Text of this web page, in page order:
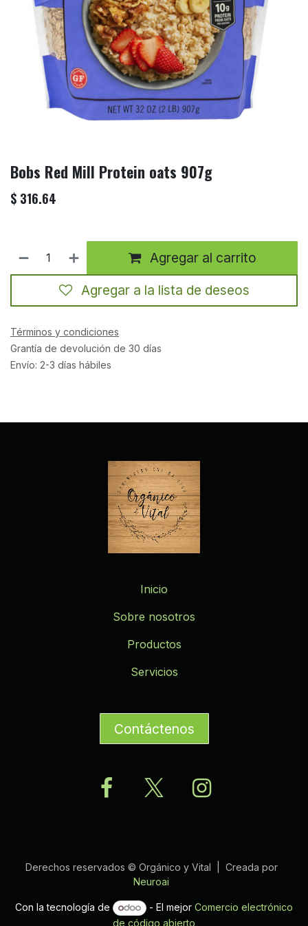
Bobs Red Mill Protein oats 907g
$ 316.64
Agregar al carrito
Agregar a la lista de deseos
Términos y condiciones
Grantía de devolución de 30 días
Envío: 2-3 días hábiles
Inicio
Sobre nosotros
Productos
Servicios
Contáctenos
Derechos reservados © Orgánico y Vital | Creada por
Neuroai
Con la tecnología de - El mejor Comercio electrónico
de código abierto